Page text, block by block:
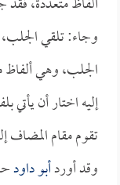
وجاء: تلقي
الجلب، وهي ألفاظ
إليه اختار أن
تقوم مقام المضاف
وقد أوردأبو داود